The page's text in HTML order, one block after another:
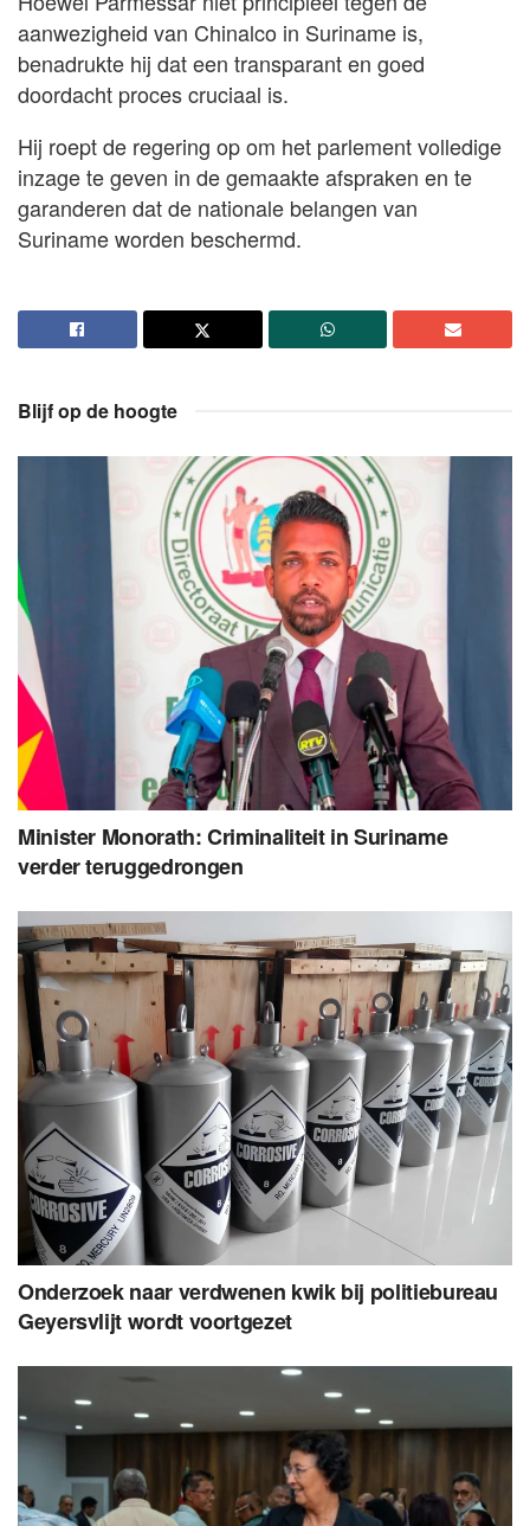
aanwezigheid van Chinalco in Suriname is,
benadrukte hij dat een transparant en goed
doordacht proces cruciaal is.
Hij roept de regering op om het parlement volledige
inzage te geven in de gemaakte afspraken en te
garanderen dat de nationale belangen van
Suriname worden beschermd.
Blijf op de hoogte
Minister Monorath: Criminaliteit in Suriname
verder teruggedrongen
Onderzoek naar verdwenen kwik bij politiebureau
Geyersvlijt wordt voortgezet